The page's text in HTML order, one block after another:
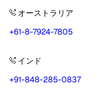
オーストラリア
+61-8-7924-7805
インド
+91-848-285-0837